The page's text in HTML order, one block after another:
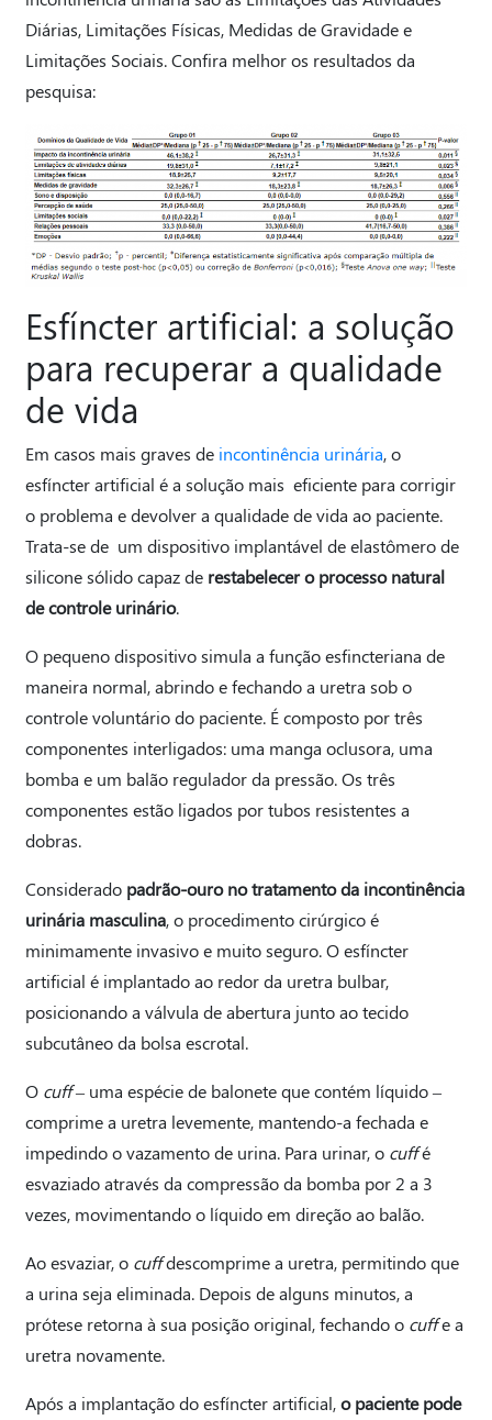
Diárias, Limitações Físicas, Medidas de Gravidade e
Limitações Sociais. Confira melhor os resultados da
pesquisa:
Esfíncter artificial: a solução
para recuperar a qualidade
de vida
Em casos mais graves de incontinência urinária, o
esfíncter artificial é a solução mais eficiente para corrigir
o problema e devolver a qualidade de vida ao paciente.
Trata-se de um dispositivo implantável de elastômero de
silicone sólido capaz de restabelecer o processo natural
de controle urinário.
O pequeno dispositivo simula a função esfincteriana de
maneira normal, abrindo e fechando a uretra sob o
controle voluntário do paciente. É composto por três
componentes interligados: uma manga oclusora, uma
bomba e um balão regulador da pressão. Os três
componentes estão ligados por tubos resistentes a
dobras.
Considerado padrão-ouro no tratamento da incontinência
urinária masculina, o procedimento cirúrgico é
minimamente invasivo e muito seguro. O esfíncter
artificial é implantado ao redor da uretra bulbar,
posicionando a válvula de abertura junto ao tecido
subcutâneo da bolsa escrotal.
O cuff– uma espécie de balonete que contém líquido –
comprime a uretra levemente, mantendo-a fechada e
impedindo o vazamento de urina. Para urinar, o cuffé
esvaziado através da compressão da bomba por 2 a 3
vezes, movimentando o líquido em direção ao balão.
Ao esvaziar, o cuffdescomprime a uretra, permitindo que
a urina seja eliminada. Depois de alguns minutos, a
prótese retorna à sua posição original, fechando o cuffe a
uretra novamente.
Após a implantação do esfíncter artificial,o paciente pode